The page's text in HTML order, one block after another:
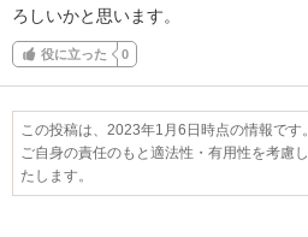
ろしいかと思います。
役に立った 0
この投稿は、2023年1月6日時点の情報です。
ご自身の責任のもと適法性・有用性を考慮
たします。